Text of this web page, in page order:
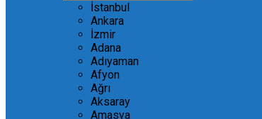
İstanbul
Ankara
İzmir
Adana
Adıyaman
Afyon
Ağrı
Aksaray
Amasya